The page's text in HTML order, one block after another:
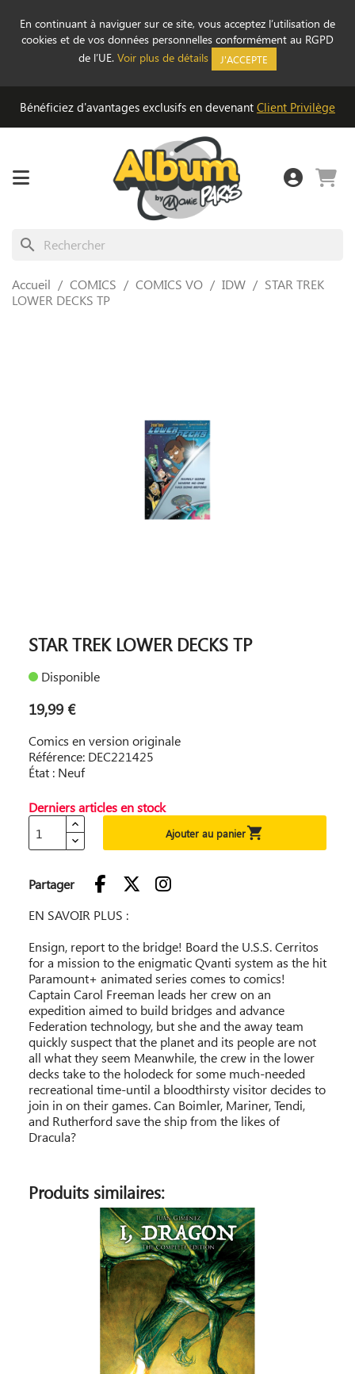
En continuant à naviguer sur ce site, vous acceptez l’utilisation de
cookies et de vos données personnelles conformément au RGPD
de l’UE. Voir plus de détails J'ACCEPTE
Bénéficiez d'avantages exclusifs en devenant Client Privilège
search
Accueil COMICS COMICS VO IDW
STAR TREK
LOWER DECKS TP
STAR TREK LOWER DECKS TP
Disponible
19,99 €
Comics en version originale
Référence: DEC221425
État : Neuf
Derniers articles en stock
Ajouter au panier
Partager
EN SAVOIR PLUS :
Ensign, report to the bridge! Board the U.S.S. Cerritos
for a mission to the enigmatic Qvanti system as the hit
Paramount+ animated series comes to comics!
Captain Carol Freeman leads her crew on an
expedition aimed to build bridges and advance
Federation technology, but she and the away team
quickly suspect that the planet and its people are not
all what they seem Meanwhile, the crew in the lower
decks take to the holodeck for some much-needed
recreational time-until a bloodthirsty visitor decides to
join in on their games. Can Boimler, Mariner, Tendi,
and Rutherford save the ship from the likes of
Dracula?
Produits similaires: